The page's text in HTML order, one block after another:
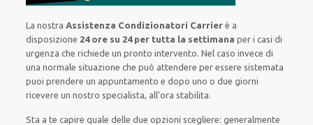
La nostraAssistenza Condizionatori Carrier è a
disposizione 24 ore su 24 per tutta la settimana per i casi di
urgenza che richiede un pronto intervento. Nel caso invece di
una normale situazione che può attendere per essere sistemata
puoi prendere un appuntamento e dopo uno o due giorni
ricevere un nostro specialista, all’ora stabilita.
Sta a te capire quale delle due opzioni scegliere: generalmente